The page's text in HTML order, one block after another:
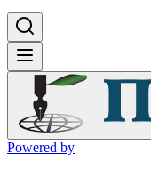
Powered by